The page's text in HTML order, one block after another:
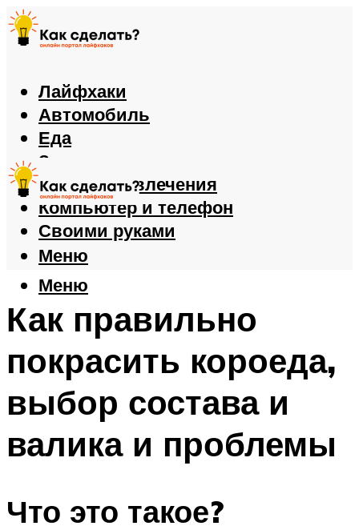
Лайфхаки
Автомобиль
Еда
Здоровье
Игры и развлечения
Компьютер и телефон
Своими руками
Меню
Меню
Как правильно
покрасить короеда,
выбор состава и
валика и проблемы
Что это такое?